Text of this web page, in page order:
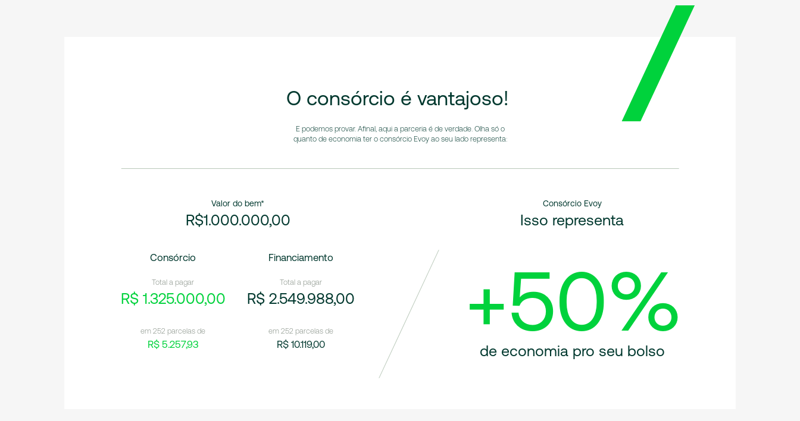
O consórcio é vantajoso!
E podemos provar. Afinal, aqui a parceria é de verdade. Olha só o
quanto de economia ter o consórcio Evoy ao seu lado representa:
Valor do bem*
R$1.000.000,00
Consórcio
Total a pagar
R$ 1.325.000,00
em 252 parcelas de
R$ 5.257,93
Financiamento
Total a pagar
R$ 2.549.988,00
em 252 parcelas de
R$ 10.119,00
Consórcio Evoy
Isso representa
+50%
de economia pro seu bolso